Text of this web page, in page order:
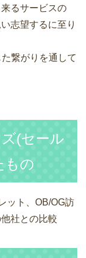
るサービスの
志望するに至り
繋がりを通して
(セール
もの
ット、OB/OG訪
社との比較